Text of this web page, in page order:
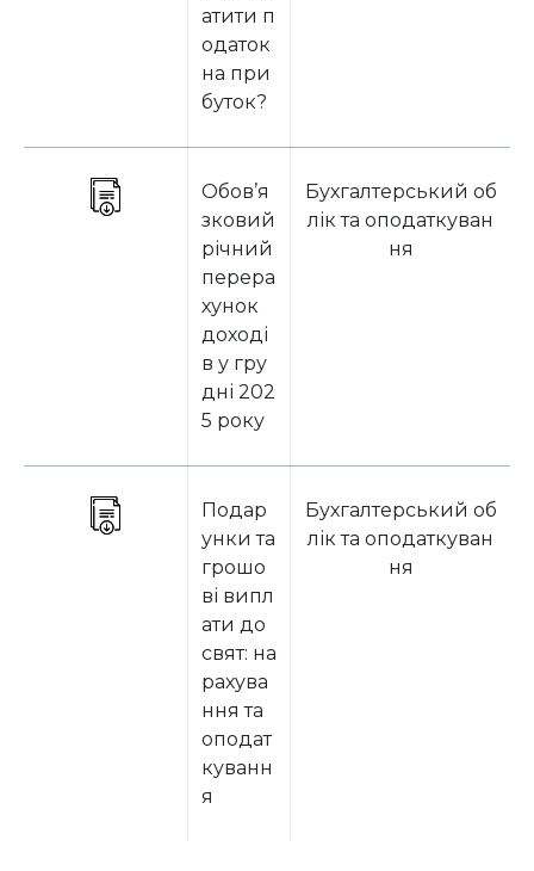
атити п
одаток
на при
буток?
Обов’я
зковий
річний
перера
хунок
доході
в у гру
дні 202
5 року
Бухгалтерський об
лік та оподаткуван
ня
Подар
унки та
грошо
ві випл
ати до
свят: на
рахува
ння та
оподат
куванн
я
Бухгалтерський об
лік та оподаткуван
ня